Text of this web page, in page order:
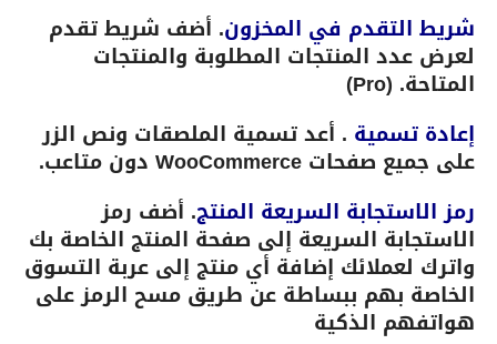
شريط التقدم في المخزون. أضف شريط تقدم
لعرض عدد المنتجات المطلوبة والمنتجات
المتاحة. (Pro)
إعادة تسمية . أعد تسمية الملصقات ونص الزر
على جميع صفحات WooCommerce دون متاعب.
رمز الاستجابة السريعة المنتج. أضف رمز
الاستجابة السريعة إلى صفحة المنتج الخاصة بك
واترك لعملائك إضافة أي منتج إلى عربة التسوق
الخاصة بهم ببساطة عن طريق مسح الرمز على
هواتفهم الذكية